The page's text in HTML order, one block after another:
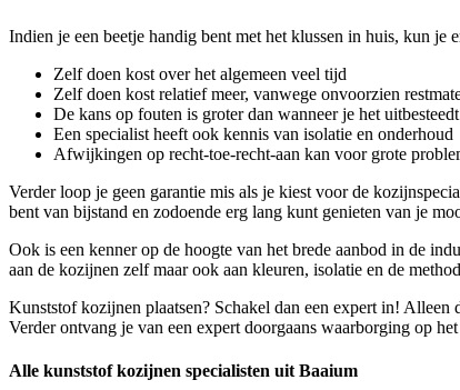
Indien je een beetje handig bent met het klussen in huis, kun
Zelf doen kost over het algemeen veel tijd
Zelf doen kost relatief meer, vanwege onvoorzien
De kans op fouten is groter dan wanneer je het uitbesteedt
Een specialist heeft ook kennis van isolatie en onderhoud
Afwijkingen op recht-toe-recht-aan kan voor grote
Verder loop je geen garantie mis als je kiest voor de
bent van bijstand en zodoende erg lang kunt genieten van je
Ook is een kenner op de hoogte van het brede aanbod in de
aan de kozijnen zelf maar ook aan kleuren, isolatie en de
Kunststof kozijnen plaatsen? Schakel dan een expert in! Alleen
Verder ontvang je van een expert doorgaans waarborging op
Alle kunststof kozijnen specialisten uit Baaium